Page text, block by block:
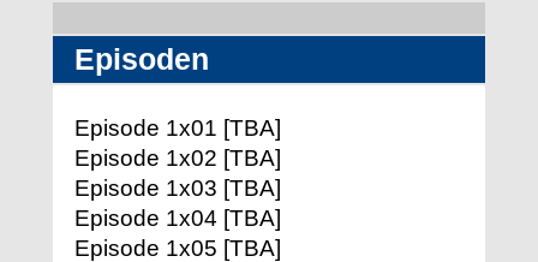
Episoden
Episode 1x01 [TBA]
Episode 1x02 [TBA]
Episode 1x03 [TBA]
Episode 1x04 [TBA]
Episode 1x05 [TBA]